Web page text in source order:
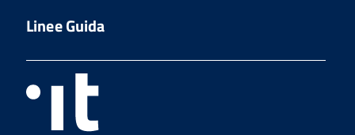
Linee Guida